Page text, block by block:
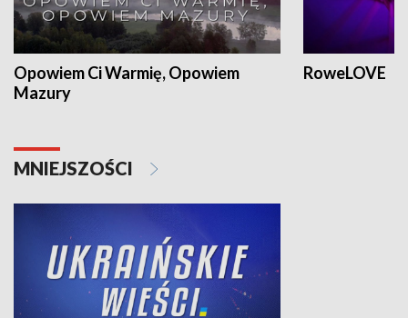
Opowiem Ci Warmię, Opowiem
Mazury
RoweLOVE
MNIEJSZOŚCI